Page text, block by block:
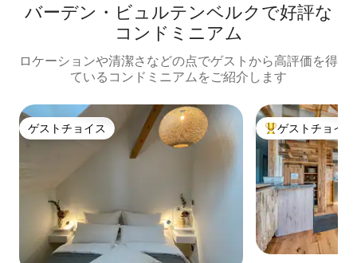
バーデン・ビュルテンベルクで好評な
コンドミニアム
ロケーションや清潔さなどの点でゲストから高評価を得
ているコンドミニアムをご紹介します
ゲストチョイス
ゲストチョイス 大好評のゲスト
ゲストチョイス